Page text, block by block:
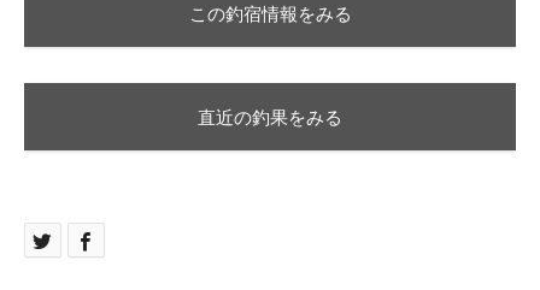
この釣宿情報をみる
直近の釣果をみる